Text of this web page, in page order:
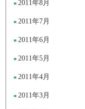
2011年8月
2011年7月
2011年6月
2011年5月
2011年4月
2011年3月